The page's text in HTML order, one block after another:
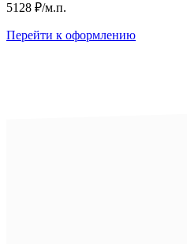
5128 ₽/м.п.
Перейти к оформлению